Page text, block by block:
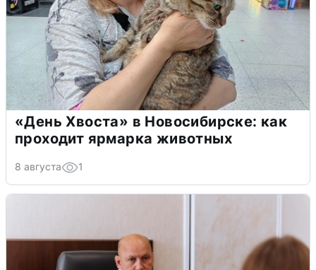
«День Хвоста» в Новосибирске: как
проходит ярмарка животных
8 августа 1